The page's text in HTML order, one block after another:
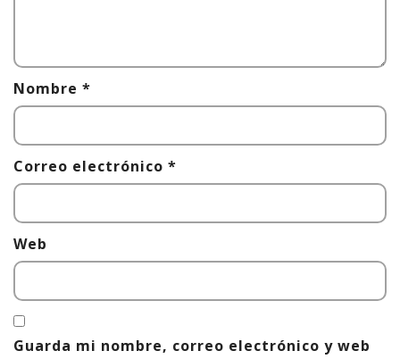
Nombre *
Correo electrónico *
Web
Guarda mi nombre, correo electrónico y web